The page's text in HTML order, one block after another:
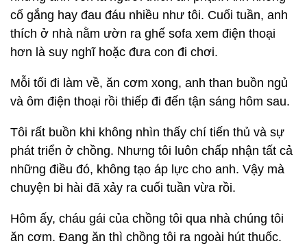
cố gắng hay đau đáu nhiều như tôi. Cuối tuần, anh
thích ở nhà nằm ườn ra ghế sofa xem điện thoại
hơn là suy nghĩ hoặc đưa con đi chơi.
Mỗi tối đi làm về, ăn cơm xong, anh than buồn ngủ
và ôm điện thoại rồi thiếp đi đến tận sáng hôm sau.
Tôi rất buồn khi không nhìn thấy chí tiến thủ và sự
phát triển ở chồng. Nhưng tôi luôn chấp nhận tất cả
những điều đó, không tạo áp lực cho anh. Vậy mà
chuyện bi hài đã xảy ra cuối tuần vừa rồi.
Hôm ấy, cháu gái của chồng tôi qua nhà chúng tôi
ăn cơm. Đang ăn thì chồng tôi ra ngoài hút thuốc.